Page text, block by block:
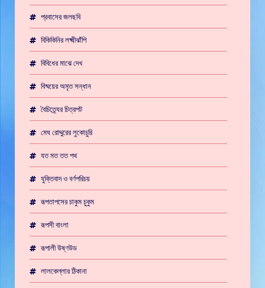
প্রবাসের জলছবি
বিকিকিনির লক্ষ্মীঝাঁপি
বিবিধের মাঝে দেখ
বিষ্ময়ের অমৃত সন্ধান
বৈচিত্র্যের চিত্রপট
মেঘ রোদ্দুরের লুকোচুরি
যত মত তত পথ
যুক্তিবাদ ও বর্ণপরিচয়
রূপতাপসের চাকুম চুকুম
রূপসী বাংলা
রূপালী উষ্ণউড
লালকেল্লার ঠিকানা